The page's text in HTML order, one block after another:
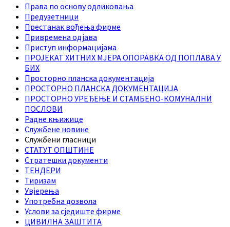
Права по основу одликовања
Предузетници
Престанак вођења фирме
Привремена одјава
Приступ информацијама
ПРОЈЕКАТ ХИТНИХ МЈЕРА ОПОРАВКА ОД ПОПЛАВА У
БИХ
Просторно планска документација
ПРОСТОРНО ПЛАНСКА ДОКУМЕНТАЦИЈА
ПРОСТОРНО УРЕЂЕЊЕ И СТАМБЕНО-КОМУНАЛНИ
ПОСЛОВИ
Радне књижице
Службене новине
Службени гласници
СТАТУТ ОПШТИНЕ
Стратешки документи
ТЕНДЕРИ
Тиризам
Увјерења
Употребна дозвола
Услови за сједиште фирме
ЦИВИЛНА ЗАШТИТА